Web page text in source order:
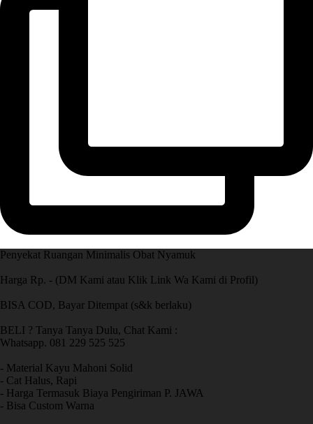
Penyekat Ruangan Minimalis Obat Nyamuk
Harga Rp. - (DM Kami atau Klik Link Wa Kami di Profil)
BISA COD, Bayar Ditempat (s&k berlaku)
BELI ? Tanya Tanya Dulu, Chat Kami :
Whatsapp. 081 229 525 525
- Material Kayu Mahoni Solid
- Cat Halus, Rapi
- Harga Termasuk Biaya Pengiriman P. JAWA
- Bisa Custom Warna